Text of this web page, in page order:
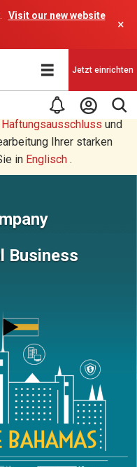
Visit our new website
×
Jetzt einrichten
durch ein AI-
Haftungsausschluss und
Ihrer starken
in Englisch.
Business